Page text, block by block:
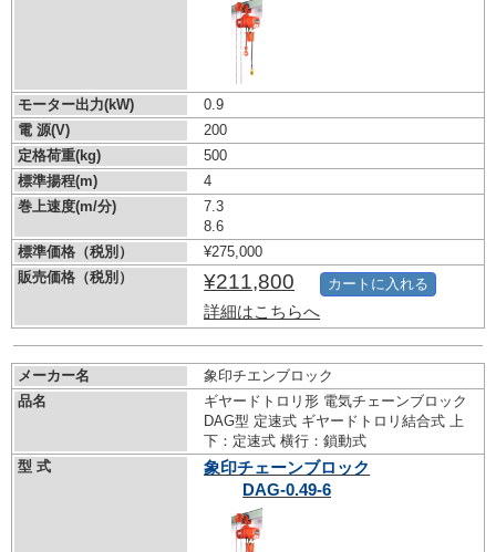
モーター出力(kW)
0.9
電 源(V)
200
定格荷重(kg)
500
標準揚程(m)
4
巻上速度(m/分)
7.3
8.6
標準価格（税別）
¥275,000
販売価格（税別）
¥211,800
詳細はこちらへ
カートに入れる
メーカー名
象印チエンブロック
品名
ギヤードトロリ形 電気チェーンブロック
DAG型 定速式 ギヤードトロリ結合式 上
下：定速式 横行：鎖動式
型 式
象印チェーンブロック
DAG-0.49-6